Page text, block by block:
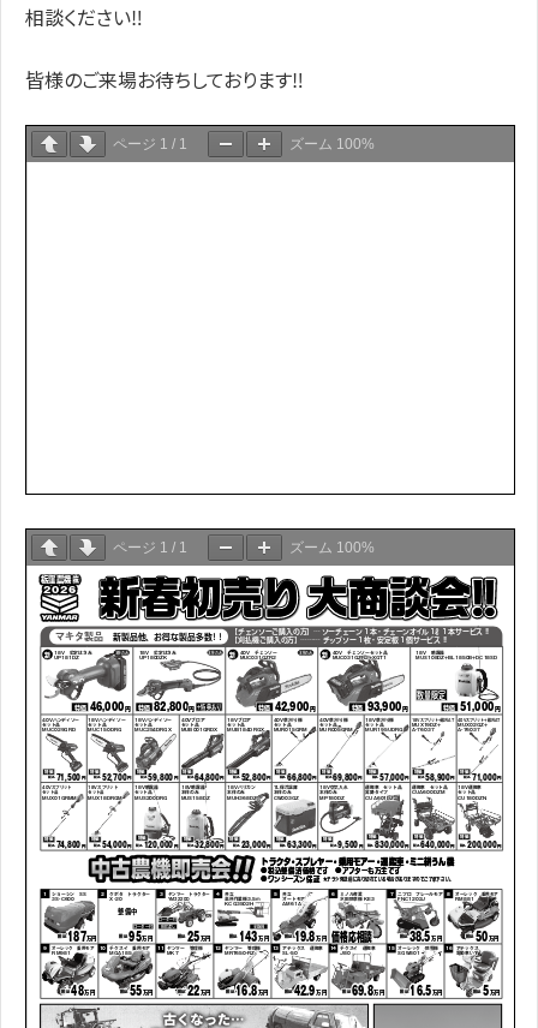
相談ください‼
皆様のご来場お待ちしております‼
ページ 1 / 1 ズーム 100%
ページ 1 / 1 ズーム 100%